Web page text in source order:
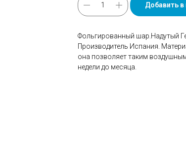
Добавить в
Фольгированный шар.Надутый
Производитель Испания.
она позволяет таким
недели до месяца.